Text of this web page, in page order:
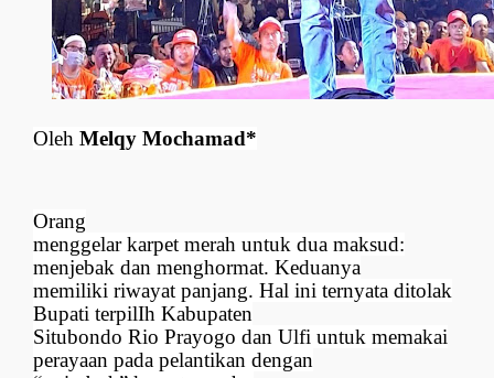
OlehMelqy Mochamad*
Orang
menggelar karpet merah untuk dua maksud:
menjebak dan menghormat. Keduanya
memiliki riwayat panjang. Hal ini ternyata ditolak
Bupati terpilIh Kabupaten
Situbondo Rio Prayogo dan Ulfi untuk memakai
perayaan pada pelantikan dengan